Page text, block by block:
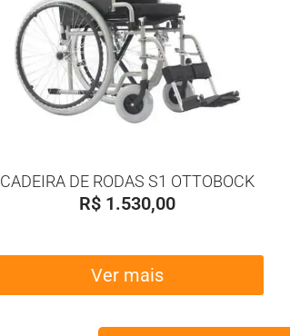
CADEIRA DE RODAS S1 OTTOBOCK
R$ 1.530,00
Ver mais